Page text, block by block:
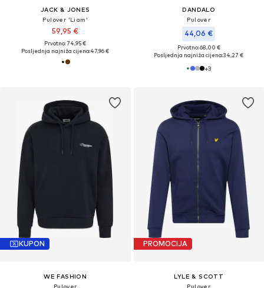
JACK & JONES
Pulover 'Liam'
59,95 €
Prvotno: 74,95 €
Posljednja najniža cijena:47,96 €
DANDALO
Pulover
44,06 €
Prvotno: 68,00 €
Posljednja najniža cijena:34,27 €
+3
KUPON
WE FASHION
Pulover
PROMOCIJA
LYLE & SCOTT
Pulover